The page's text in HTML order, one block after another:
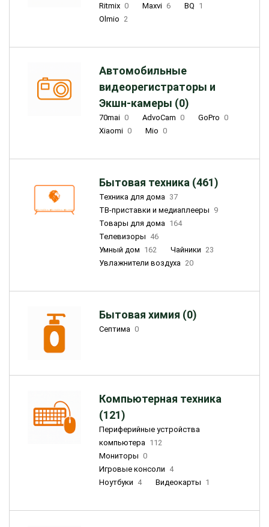
Ritmix 0 Maxvi 6 BQ 1
Olmio 2
Автомобильные
видеорегистраторы и
Экшн-камеры (0)
70mai 0 AdvoCam 0 GoPro 0
Xiaomi 0 Mio 0
Бытовая техника (461)
Техника для дома 37
ТВ-приставки и медиаплееры 9
Товары для дома 164
Телевизоры 46
Умный дом 162 Чайники 23
Увлажнители воздуха 20
Бытовая химия (0)
Септима 0
Компьютерная техника
(121)
Периферийные устройства
компьютера 112
Мониторы 0
Игровые консоли 4
Ноутбуки 4 Видеокарты 1